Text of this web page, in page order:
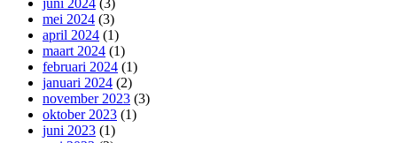
juni 2024 (3)
mei 2024 (3)
april 2024 (1)
maart 2024 (1)
februari 2024 (1)
januari 2024 (2)
november 2023 (3)
oktober 2023 (1)
juni 2023 (1)